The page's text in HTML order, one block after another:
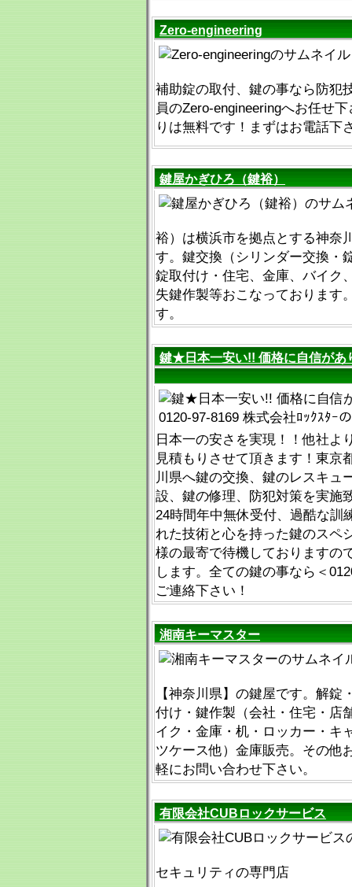
Zero-engineering
補助錠の取付、鍵の事なら防犯
員のZero-engineeringへお任せ
りは無料です！まずはお電話下
鍵屋かぎひろ（鍵裕）
裕）は横浜市を拠点とする神奈
す。鍵交換（シリンダー交換・
錠取付け・住宅、金庫、バイク
失鍵作製等おこなっております
す。
鍵★日本一安い!! 価格に自信があ
日本一の安さを実現！！他社よ
見積もりさせて頂きます！東京
川県へ鍵の交換、鍵のレスキュ
設、鍵の修理、防犯対策を実施
24時間年中無休受付、過酷な訓
れた技術と心を持った鍵のスペ
様の最寄で待機しておりますの
します。全ての鍵の事なら＜
ご連絡下さい！
湘南キーマスター
【神奈川県】の鍵屋です。解錠
付け・鍵作製（会社・住宅・店
イク・金庫・机・ロッカー・キ
ツケース他）金庫販売。その他
軽にお問い合わせ下さい。
有限会社CUBロックサービス
セキュリティの専門店